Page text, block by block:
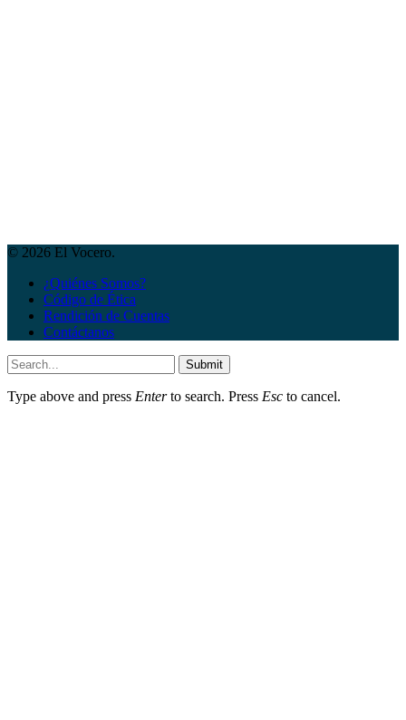
© 2026 El Vocero.
¿Quiénes Somos?
Código de Ética
Rendición de Cuentas
Contáctanos
Submit
Type above and press Enterto search. Press Esc to cancel.